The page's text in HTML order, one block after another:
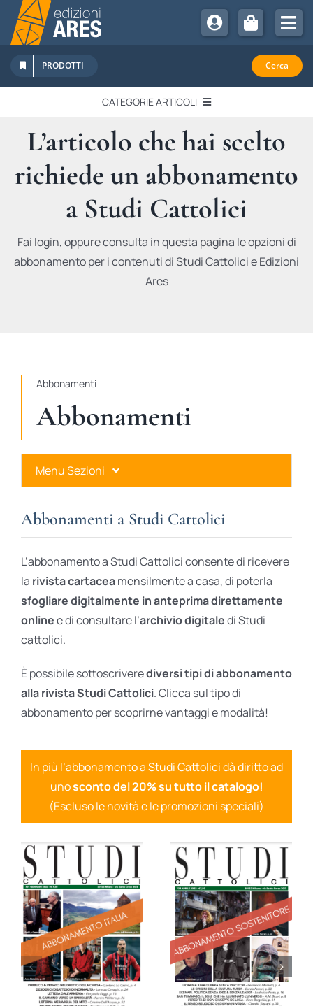
Salta
contenuto
Chi Siamo
Sostienici
Abbonamenti
Promozioni
Newsletter
PRODOTTI Cerca
CATEGORIE ARTICOLI
EDITORIALI
IN QUESTO NUMERO
RECENSIONI
L’articolo che hai scelto
richiede un abbonamento
a Studi Cattolici
Fai login, oppure consulta in questa pagina le opzioni di
abbonamento per i contenuti di Studi Cattolici e Edizioni
Ares
Abbonamenti
Abbonamenti
Menu Sezioni
Ares Gold
Ares Digital
Ares Gift Card
Abbonamenti a Studi Cattolici
L’abbonamento a Studi Cattolici consente di ricevere
la rivista cartaceamensilmente a casa, di poterla
sfogliare digitalmente in anteprima direttamente
onlinee di consultare l’archivio digitaledi Studi
cattolici.
È possibile sottoscriverediversi tipi di abbonamento
alla rivista Studi Cattolici. Clicca sul tipo di
abbonamento per scoprirne vantaggi e modalità!
In più l’abbonamento a Studi Cattolici dà diritto ad
unosconto del 20% su tutto il catalogo!
(Escluso le novità e le promozioni speciali)